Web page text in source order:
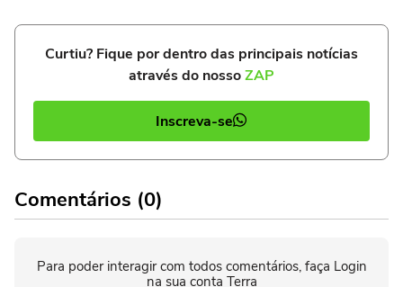
Curtiu? Fique por dentro das principais notícias
através do nossoZAP
Inscreva-se
Comentários (0)
Para poder interagir com todos comentários, faça Login
na sua conta Terra